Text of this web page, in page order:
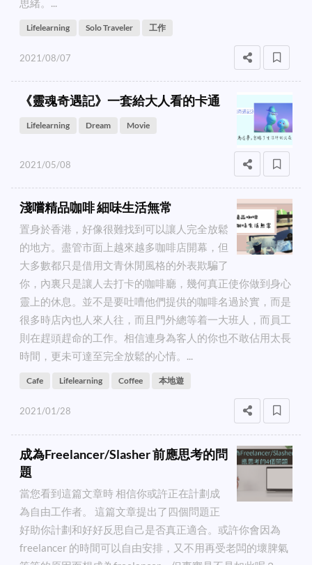
思緒。...
Lifelearning Solo Traveler 工作
2021/08/07
《靈魂奇遇記》一套給大人看的卡通
Lifelearning Dream Movie
2021/05/08
淺嚐精品咖啡 細味生活無常
置身於香港，好像很難找到可以讓人完全放鬆
的地方。盡管市面上越來越多咖啡店開幕，但
大多數都只是借用文青休閒風格的外表欺騙了
你，內裏只是讓人去打卡的咖啡廳，幾何真正使你做到身心
靈上的休息。並不是要吐嘈他們提供的咖啡名過於實，而是
很多時店內也人來人往，而且門外總等着一大班人，而員工
則在趕頭趕命的工作。相信連身為客人的你也不敢佔用太長
時間，更未可達至完全放鬆的心情。...
Cafe Lifelearning Coffee 本地遊
2021/01/28
成為Freelancer/Slasher 前應思考的問
題
當您看到這篇文章時 相信你或許正在計劃成
為自由工作者。 這篇文章提出了四個問題正
好助你計劃和好好反思自己是否真正適合。或許你會因為
freelancer 的時間可以自由安排，又不用再受老闆的壞脾氣